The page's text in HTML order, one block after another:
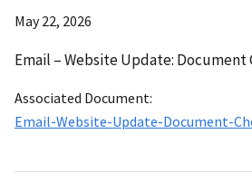
May 22, 2026
Email – Website Update: Document
Associated Document:
Email-Website-Update-Document-